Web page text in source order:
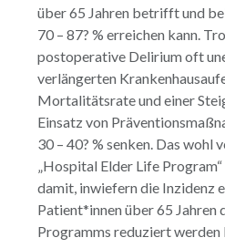
über 65 Jahren betrifft und
70 – 87? % erreichen kann.
postoperative Delirium oft
verlängerten
Mortalitätsrate und einer
Einsatz von
30 – 40? % senken. Das
„Hospital Elder Life
damit, inwiefern die Inzidenz
Patient*innen über 65 Jahren
Programms reduziert werden